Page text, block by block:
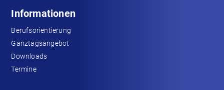
Informationen
Berufsorientierung
Ganztagsangebot
Downloads
Termine